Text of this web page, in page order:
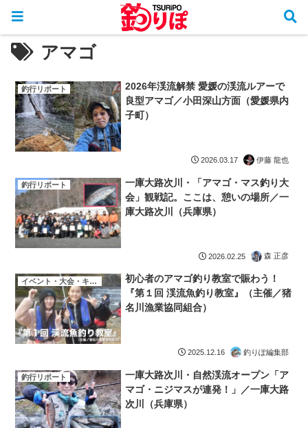
アマゴ
釣行リポート
2026年渓流解禁 愛媛の渓流ルアーで
良型アマゴ／小田深山方面（愛媛県内
子町）
2026.03.17 伊藤 龍也
釣行リポート
一庫大路次川・「アマゴ・マス釣り大
会」観戦記。ここは、憩いの場所／一
庫大路次川（兵庫県）
2026.02.25 森 正彦
イベント・大会・キャンペーン
初心者のアマゴ釣り教室で賑わう！
『第１回 渓流魚釣り教室』（主催／猪
名川漁業協同組合）
2025.12.16 釣りぽ編集部
釣行リポート
一庫大路次川・自然渓流オープン「ア
マゴ・ニジマスが連発！」／一庫大路
次川（兵庫県）